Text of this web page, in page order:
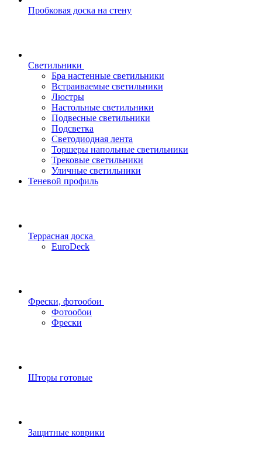
Пробковая доска на стену
Светильники
Бра настенные светильники
Встраиваемые светильники
Люстры
Настольные светильники
Подвесные светильники
Подсветка
Светодиодная лента
Торшеры напольные светильники
Трековые светильники
Уличные светильники
Теневой профиль
Террасная доска
EuroDeck
Фрески, фотообои
Фотообои
Фрески
Шторы готовые
Защитные коврики